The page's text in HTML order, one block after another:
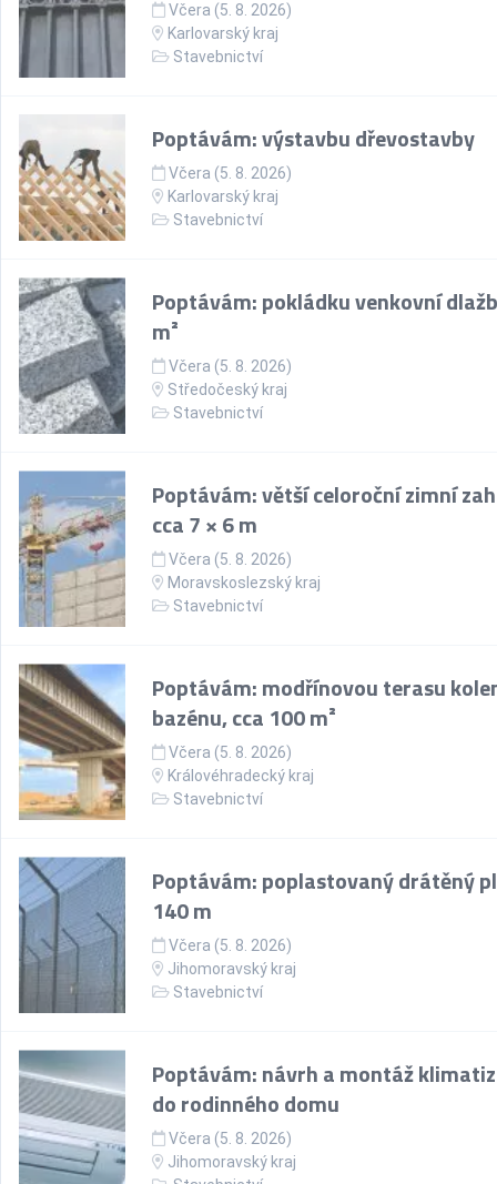
Včera (5. 8. 2026)
Karlovarský kraj
Stavebnictví
Poptávám: výstavbu dřevostavby
Včera (5. 8. 2026)
Karlovarský kraj
Stavebnictví
Poptávám: pokládku venkovní
m²
Včera (5. 8. 2026)
Středočeský kraj
Stavebnictví
Poptávám: větší celoroční zimní
cca 7 × 6 m
Včera (5. 8. 2026)
Moravskoslezský kraj
Stavebnictví
Poptávám: modřínovou terasu
bazénu, cca 100 m²
Včera (5. 8. 2026)
Královéhradecký kraj
Stavebnictví
Poptávám: poplastovaný drátěný
140 m
Včera (5. 8. 2026)
Jihomoravský kraj
Stavebnictví
Poptávám: návrh a montáž
do rodinného domu
Včera (5. 8. 2026)
Jihomoravský kraj